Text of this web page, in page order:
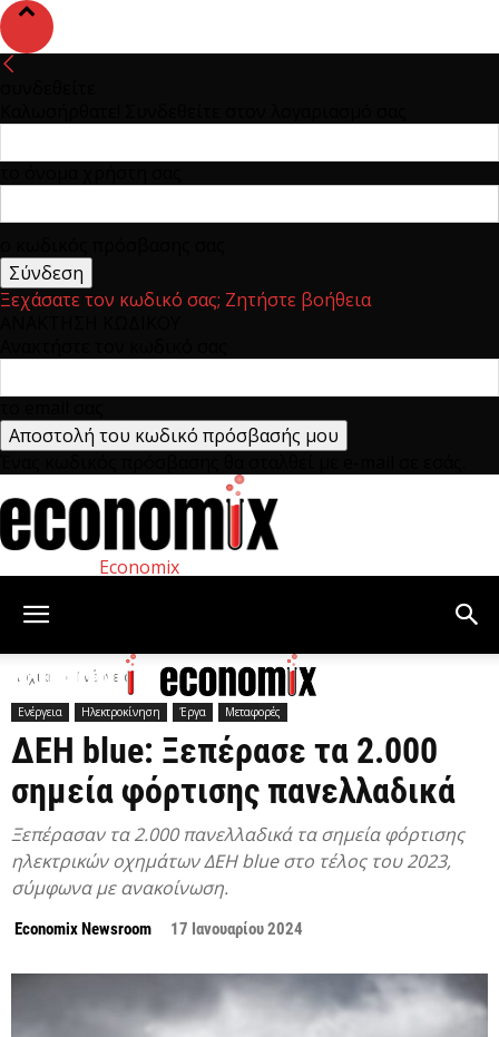
Ξεχάσατε τον κωδικό σας; Ζητήστε βοήθεια
Economix
Αρχική Ενέργεια
Ενέργεια Ηλεκτροκίνηση Έργα Μεταφορές
ΔΕΗ blue: Ξεπέρασε τα 2.000
σημεία φόρτισης πανελλαδικά
Ξεπέρασαν τα 2.000 πανελλαδικά τα σημεία φόρτισης
ηλεκτρικών οχημάτων ΔΕΗ blue στο τέλος του 2023,
σύμφωνα με ανακοίνωση.
Economix Newsroom 17 Ιανουαρίου 2024